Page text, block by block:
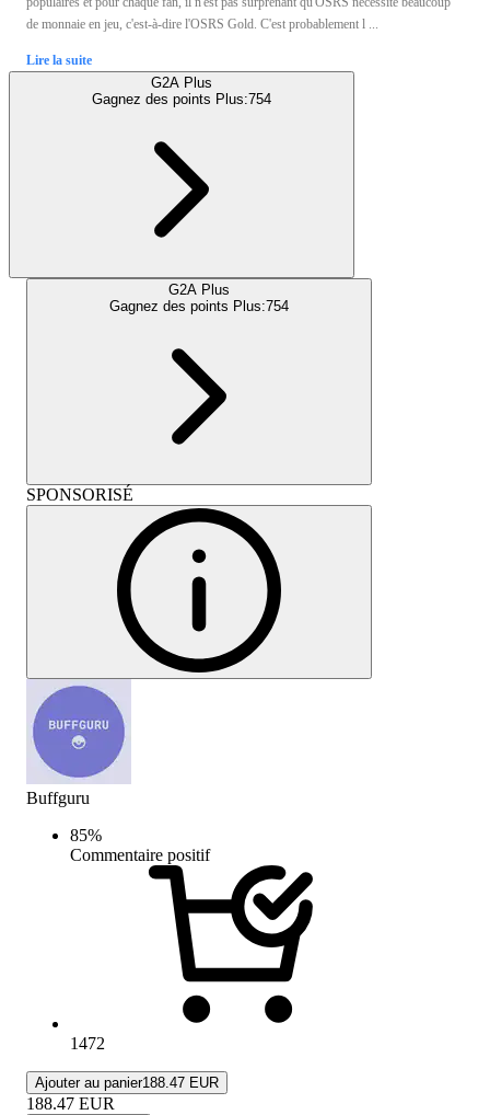
de monnaie en jeu, c'est-à-dire l'OSRS Gold. C'est probablement l ...
Lire la suite
G2A Plus
Gagnez des points Plus:754
G2A Plus
Gagnez des points Plus:754
SPONSORISÉ
Buffguru
85%
Commentaire positif
1472
Ajouter au panier188.47 EUR
188.47 EUR